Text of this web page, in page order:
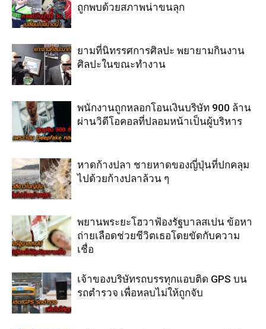
ถูกพบด้วยสภาพน่าขนลุก
ยามที่นิทรรศการศิลปะ พยายามกินงาน
ศิลปะในขณะทำงาน
พนักงานถูกหลอกโอนเงินบริษัท 900 ล้าน
ผ่านวิดีโอคอลที่ปลอมหน้าเป็นผู้บริหาร
หาดก้างปลา ชายหาดของญี่ปุ่นที่ปกคลุม
ไปด้วยก้างปลาล้วน ๆ
พยานพระยะโฮวาฟ้องรัฐบาลสเปน ข้อหา
ถ่ายเลือดช่วยชีวิตเธอโดยขัดกับความ
เชื่อ
เจ้าของบริษัทรถบรรทุกแอบติด GPS บน
รถตำรวจ เพื่อหลบไม่ให้ถูกจับ